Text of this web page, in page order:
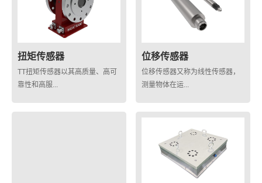
扭矩传感器
TT扭矩传感器以其高质量、高可
靠性和高服...
位移传感器
位移传感器又称为线性传感器，
测量物体在运...